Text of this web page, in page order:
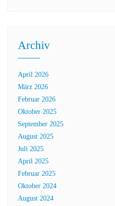
Archiv
April 2026
März 2026
Februar 2026
Oktober 2025
September 2025
August 2025
Juli 2025
April 2025
Februar 2025
Oktober 2024
August 2024